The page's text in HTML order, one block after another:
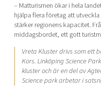
– Matturismen ökar i hela
hjälpa flera företag att
stärker regionens kapacitet.
middagsbordet, ett gott
Vreta Kluster drivs som ett
Kors. Linköping Science
kluster och är en del av
Science park arbetar i